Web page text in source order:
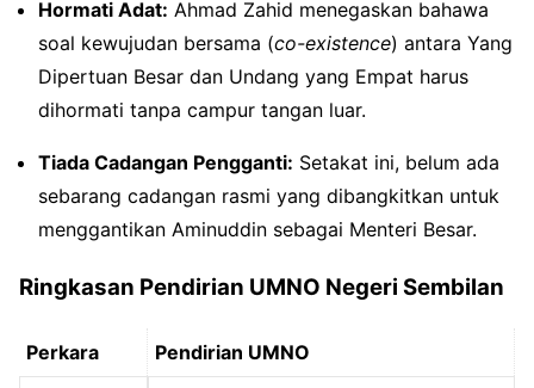
Hormati Adat: Ahmad Zahid menegaskan bahawa
soal kewujudan bersama (co-existence) antara Yang
Dipertuan Besar dan Undang yang Empat harus
dihormati tanpa campur tangan luar.
Tiada Cadangan Pengganti: Setakat ini, belum ada
sebarang cadangan rasmi yang dibangkitkan untuk
menggantikan Aminuddin sebagai Menteri Besar.
Ringkasan Pendirian UMNO Negeri Sembilan
Perkara Pendirian UMNO